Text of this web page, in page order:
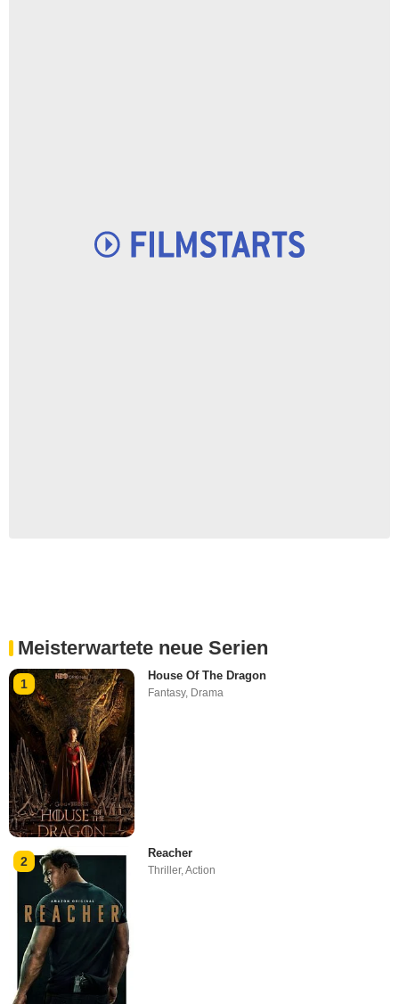
Meisterwartete neue Serien
1
House Of The Dragon
Fantasy, Drama
2
Reacher
Thriller,Action